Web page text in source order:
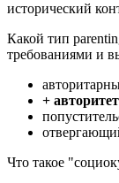
исторический
Какой тип
требованиями и
+
Что такое